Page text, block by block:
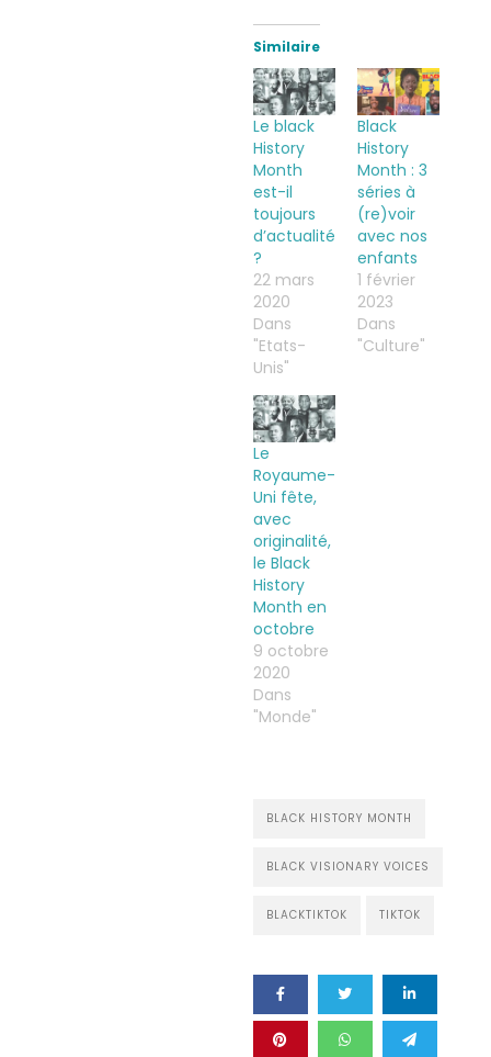
Similaire
Le black
History
Month
est-il
toujours
d’actualité
?
22 mars
2020
Dans
"Etats-
Unis"
Black
History
Month : 3
séries à
(re)voir
avec nos
enfants
1 février
2023
Dans
"Culture"
Le
Royaume-
Uni fête,
avec
originalité,
le Black
History
Month en
octobre
9 octobre
2020
Dans
"Monde"
BLACK HISTORY MONTH
BLACK VISIONARY VOICES
BLACKTIKTOK TIKTOK